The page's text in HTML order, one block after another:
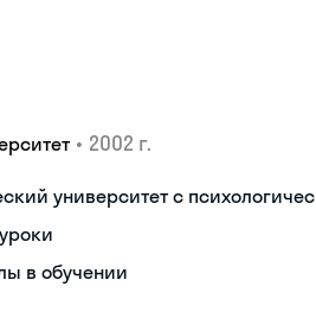
• 2002 г.
университет с
в обучении